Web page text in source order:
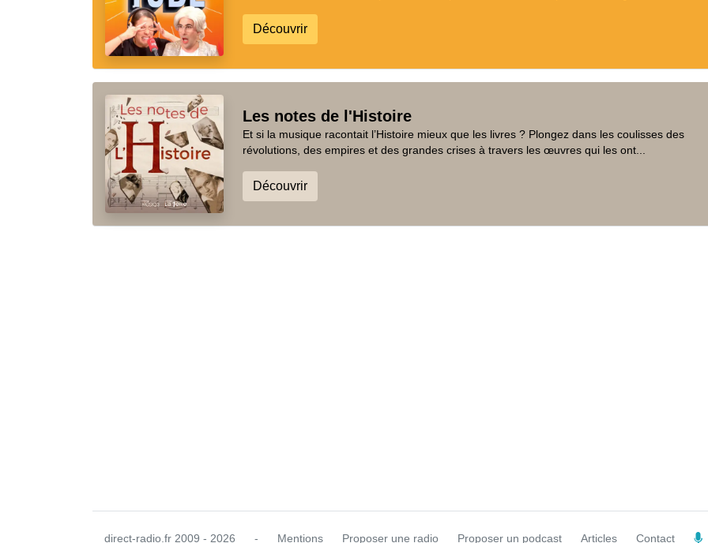
Découvrir
Les notes de l'Histoire
Et si la musique racontait l’Histoire mieux que les livres ? Plongez dans les coulisses des
révolutions, des empires et des grandes crises à travers les œuvres qui les ont...
Découvrir
direct-radio.fr 2009 - 2026 - Mentions Proposer une radio Proposer un podcast Articles Contact